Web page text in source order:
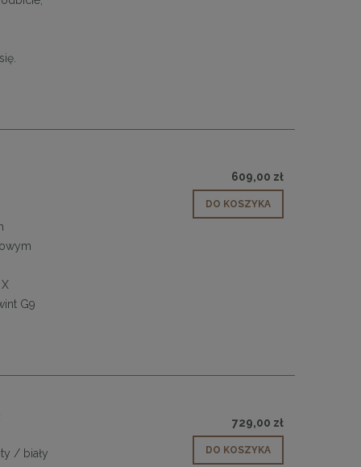
G9
609,00 zł
DO KOSZYKA
/ biały
729,00 zł
DO KOSZYKA